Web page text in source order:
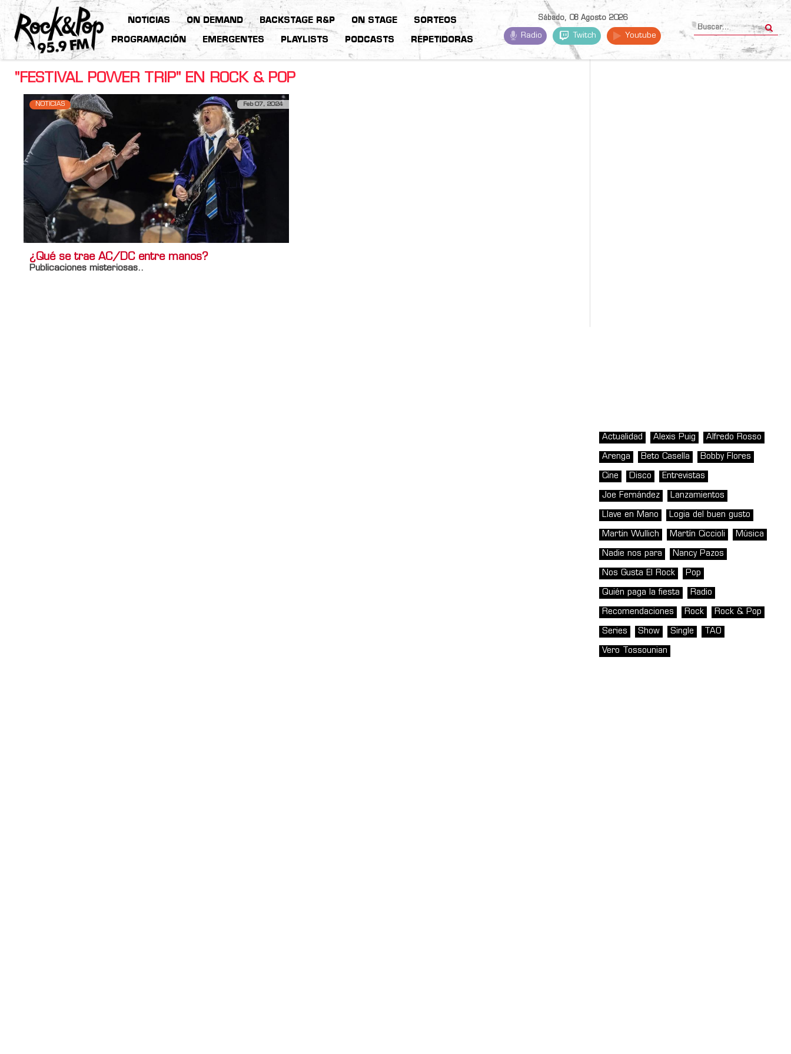
NOTICIAS ON DEMAND BACKSTAGE R&P ON STAGE SORTEOS
PROGRAMACIÓN EMERGENTES PLAYLISTS PODCASTS REPETIDORAS
Sábado, 08 Agosto 2026
Radio Twitch Youtube
"FESTIVAL POWER TRIP" EN ROCK & POP
NOTICIAS Feb 07, 2024
¿Qué se trae AC/DC entre manos?
Publicaciones misteriosas..
Actualidad Alexis Puig Alfredo Rosso
Arenga Beto Casella Bobby Flores
Cine Disco Entrevistas
Joe Fernández Lanzamientos
Llave en Mano Logia del buen gusto
Martin Wullich Martín Ciccioli Música
Nadie nos para Nancy Pazos
Nos Gusta El Rock Pop
Quién paga la fiesta Radio
Recomendaciones Rock Rock & Pop
Series Show Single TAO
Vero Tossounian